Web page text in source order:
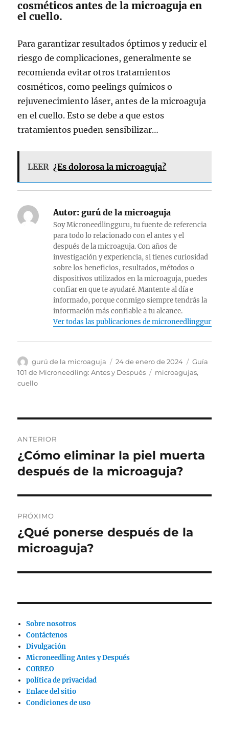
cosméticos antes de la microaguja en
el cuello.
Para garantizar resultados óptimos y reducir el
riesgo de complicaciones, generalmente se
recomienda evitar otros tratamientos
cosméticos, como peelings químicos o
rejuvenecimiento láser, antes de la microaguja
en el cuello. Esto se debe a que estos
tratamientos pueden sensibilizar…
LEER ¿Es dolorosa la microaguja?
Autor: gurú de la microaguja
Soy Microneedlingguru, tu fuente de referencia
para todo lo relacionado con el antes y el
después de la microaguja. Con años de
investigación y experiencia, si tienes curiosidad
sobre los beneficios, resultados, métodos o
dispositivos utilizados en la microaguja, puedes
confiar en que te ayudaré. Mantente al día e
informado, porque conmigo siempre tendrás la
información más confiable a tu alcance.
Ver todas las publicaciones de microneedlingguru
Autor
gurú de la microaguja
Publicado
el
24 de enero de 2024 Categorías
Guía
101 de Microneedling: Antes y Después
Etiquetas
microagujas,
cuello
de
entradas
ANTERIOR
Publicación
anterior:
¿Cómo eliminar la piel muerta
después de la microaguja?
PRÓXIMO
Siguiente
publicación:
¿Qué ponerse después de la
microaguja?
Sobre nosotros
Contáctenos
Divulgación
Microneedling Antes y Después
CORREO
política de privacidad
Enlace del sitio
Condiciones de uso